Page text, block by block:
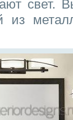
свет.
из